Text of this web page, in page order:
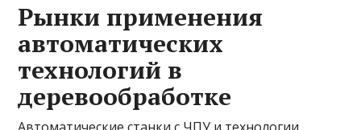
Рынки применения
автоматических
технологий в
деревообработке